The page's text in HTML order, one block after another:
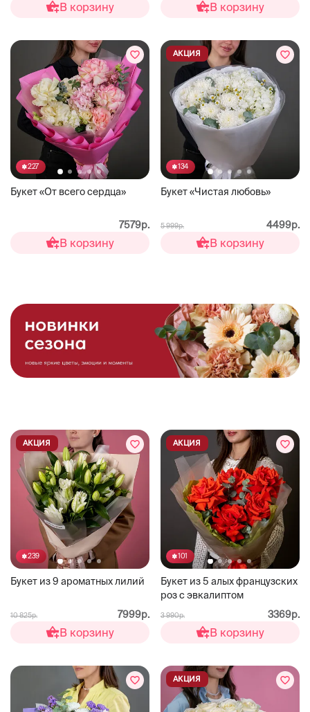
В корзину В корзину
227
Букет «От всего сердца»
7579р.
В корзину
134
Букет «Чистая любовь»
АКЦИЯ
5 999р. 4499р.
В корзину
239
Букет из 9 ароматных лилий
АКЦИЯ
10 825р. 7999р.
В корзину
101
Букет из 5 алых французских
роз с эвкалиптом
АКЦИЯ
3 990р. 3369р.
В корзину
АКЦИЯ